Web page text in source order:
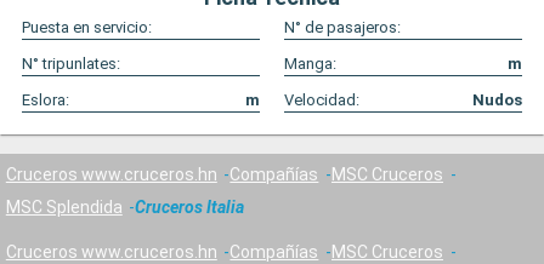
Puesta en servicio:
N° de pasajeros:
N° tripunlates:
Manga:
m
Eslora:
m Velocidad: Nudos
Cruceros www.cruceros.hn Compañías
MSC Cruceros
MSC Splendida
Cruceros Italia
Cruceros www.cruceros.hn Compañías
MSC Cruceros